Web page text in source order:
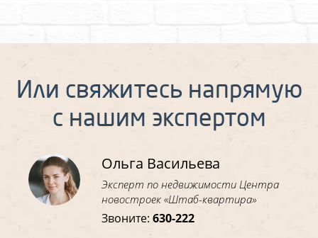
Или свяжитесь напрямую
с нашим экспертом
Ольга Васильева
Эксперт по недвижимости Центра
новостроек «Штаб-квартира»
Звоните:630-222